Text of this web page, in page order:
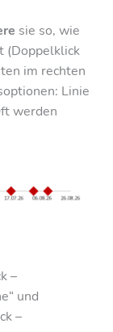
sie so, wie
(Doppelklick
im rechten
Linie
werden
–
und
–